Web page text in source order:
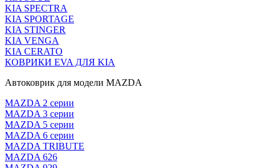
KIA SPECTRA
KIA SPORTAGE
KIA STINGER
KIA VENGA
KIA CERATO
КОВРИКИ EVA ДЛЯ KIA
Автоковрик для модели MAZDA
MAZDA 2 серии
MAZDA 3 серии
MAZDA 5 серии
MAZDA 6 серии
MAZDA TRIBUTE
MAZDA 626